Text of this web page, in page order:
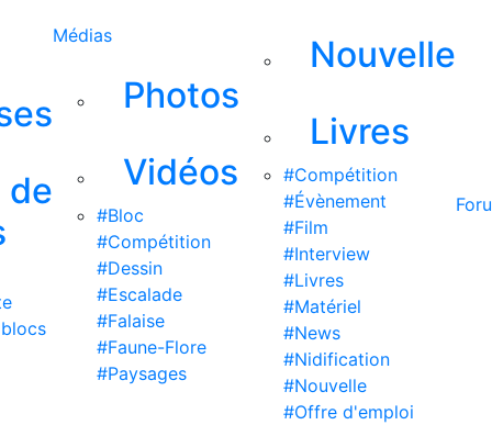
de
Médias
Photos
Vidéos
#Bloc
#Compétition
#Dessin
#Escalade
#Falaise
#Faune-Flore
#Paysages
Nouvelle
Livres
#Compétition
#Évènement
#Film
#Interview
#Livres
#Matériel
#News
#Nidification
#Nouvelle
#Offre d'emploi